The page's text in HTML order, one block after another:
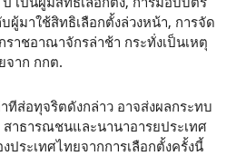
ผู้มาใช้สิทธิเลือกตั้งล่วงหน้า, การจัด
ราชอาณาจักรล่าช้า กระทั่งเป็นเหตุ
จาก กกต.
ทีส่อทุจริตดังกล่าว อาจส่งผลกระทบ
าธารณชนและนานาอารยประเทศ
ประเทศไทยจากการเลือกตั้งครั้งนี้